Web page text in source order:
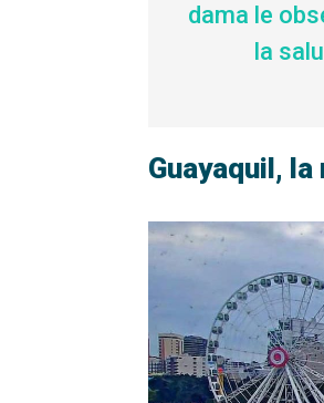
dama le
la
Guayaquil,